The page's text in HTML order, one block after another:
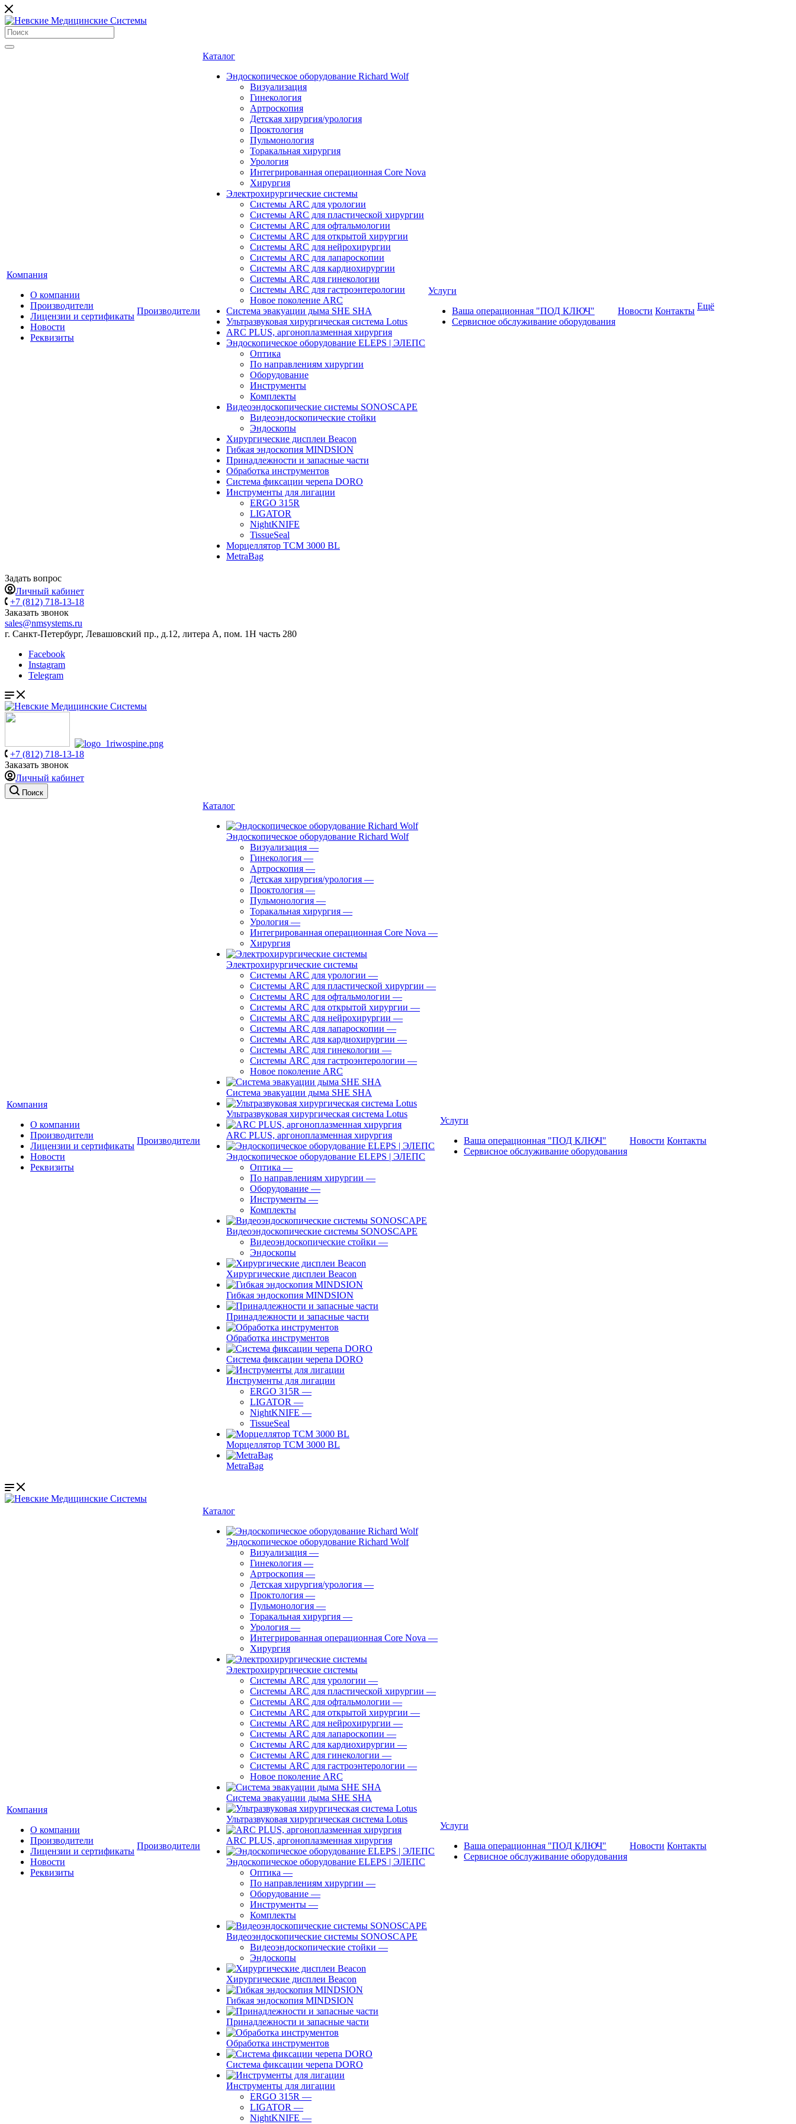
Компания
О компании
Производители
Лицензии и сертификаты
Новости
Реквизиты
Производители
Каталог
Эндоскопическое оборудование Richard Wolf
Визуализация
Гинекология
Артроскопия
Детская хирургия/урология
Проктология
Пульмонология
Торакальная хирургия
Урология
Интегрированная операционная Core Nova
Хирургия
Электрохирургические системы
Системы ARC для урологии
Системы ARC для пластической хирургии
Системы ARC для офтальмологии
Системы ARC для открытой хирургии
Системы ARC для нейрохирургии
Системы ARC для лапароскопии
Системы ARC для кардиохирургии
Системы ARC для гинекологии
Системы ARC для гастроэнтерологии
Новое поколение ARC
Система эвакуации дыма SHE SHA
Ультразвуковая хирургическая система Lotus
ARC PLUS, аргоноплазменная хирургия
Эндоскопическое оборудование ELEPS | ЭЛЕПС
Оптика
По направлениям хирургии
Оборудование
Инструменты
Комплекты
Видеоэндоскопические системы SONOSCAPE
Видеоэндоскопические стойки
Эндоскопы
Хирургические дисплеи Beacon
Гибкая эндоскопия MINDSION
Принадлежности и запасные части
Обработка инструментов
Система фиксации черепа DORO
Инструменты для лигации
ERGO 315R
LIGATOR
NightKNIFE
TissueSeal
Морцеллятор ТСМ 3000 BL
MetraBag
Услуги
Ваша операционная "ПОД КЛЮЧ"
Сервисное обслуживание оборудования
Новости Контакты Ещё
Задать вопрос
Личный кабинет
+7 (812) 718-13-18
Заказать звонок
sales@nmsystems.ru
г. Санкт-Петербург, Левашовский пр., д.12, литера А, пом. 1Н часть 280
Facebook
Instagram
Telegram
+7 (812) 718-13-18
Заказать звонок
Личный кабинет
Поиск
Компания
О компании
Производители
Лицензии и сертификаты
Новости
Реквизиты
Производители
Каталог
Эндоскопическое оборудование Richard Wolf
Визуализация —
Гинекология —
Артроскопия —
Детская хирургия/урология —
Проктология —
Пульмонология —
Торакальная хирургия —
Урология —
Интегрированная операционная Core Nova —
Хирургия
Электрохирургические системы
Системы ARC для урологии —
Системы ARC для пластической хирургии —
Системы ARC для офтальмологии —
Системы ARC для открытой хирургии —
Системы ARC для нейрохирургии —
Системы ARC для лапароскопии —
Системы ARC для кардиохирургии —
Системы ARC для гинекологии —
Системы ARC для гастроэнтерологии —
Новое поколение ARC
Система эвакуации дыма SHE SHA
Ультразвуковая хирургическая система Lotus
ARC PLUS, аргоноплазменная хирургия
Эндоскопическое оборудование ELEPS | ЭЛЕПС
Оптика —
По направлениям хирургии —
Оборудование —
Инструменты —
Комплекты
Видеоэндоскопические системы SONOSCAPE
Видеоэндоскопические стойки —
Эндоскопы
Хирургические дисплеи Beacon
Гибкая эндоскопия MINDSION
Принадлежности и запасные части
Обработка инструментов
Система фиксации черепа DORO
Инструменты для лигации
ERGO 315R —
LIGATOR —
NightKNIFE —
TissueSeal
Морцеллятор ТСМ 3000 BL
MetraBag
Услуги
Ваша операционная "ПОД КЛЮЧ"
Сервисное обслуживание оборудования
Новости Контакты
Компания
О компании
Производители
Лицензии и сертификаты
Новости
Реквизиты
Производители
Каталог
Эндоскопическое оборудование Richard Wolf
Визуализация —
Гинекология —
Артроскопия —
Детская хирургия/урология —
Проктология —
Пульмонология —
Торакальная хирургия —
Урология —
Интегрированная операционная Core Nova —
Хирургия
Электрохирургические системы
Системы ARC для урологии —
Системы ARC для пластической хирургии —
Системы ARC для офтальмологии —
Системы ARC для открытой хирургии —
Системы ARC для нейрохирургии —
Системы ARC для лапароскопии —
Системы ARC для кардиохирургии —
Системы ARC для гинекологии —
Системы ARC для гастроэнтерологии —
Новое поколение ARC
Система эвакуации дыма SHE SHA
Ультразвуковая хирургическая система Lotus
ARC PLUS, аргоноплазменная хирургия
Эндоскопическое оборудование ELEPS | ЭЛЕПС
Оптика —
По направлениям хирургии —
Оборудование —
Инструменты —
Комплекты
Видеоэндоскопические системы SONOSCAPE
Видеоэндоскопические стойки —
Эндоскопы
Хирургические дисплеи Beacon
Гибкая эндоскопия MINDSION
Принадлежности и запасные части
Обработка инструментов
Система фиксации черепа DORO
Инструменты для лигации
ERGO 315R —
LIGATOR —
NightKNIFE —
Услуги
Ваша операционная "ПОД КЛЮЧ"
Сервисное обслуживание оборудования
Новости Контакты